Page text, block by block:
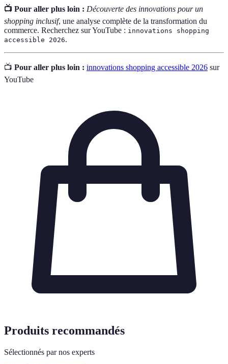
📺 Pour aller plus loin : Découverte des innovations pour un
shopping inclusif, une analyse complète de la transformation du
commerce. Recherchez sur YouTube : innovations shopping
accessible 2026.
📺 Pour aller plus loin : innovations shopping accessible 2026 sur
YouTube
Produits recommandés
Sélectionnés par nos experts